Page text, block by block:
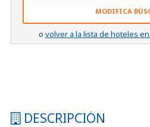
MODIFICA
o volver a la lista de hoteles
DESCRIPCIÓN